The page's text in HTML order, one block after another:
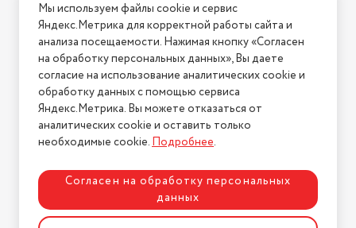
Условия возврата
Нашли ошибку на сайте? Напишите нам
2026 © Интернет-магазин "АстМаркет". У нас есть всё!
Политика конфиденциальности
Разработка сайтаASTDESIGN
Мы используем файлы cookie и сервис
Яндекс.Метрика для корректной работы сайта и
анализа посещаемости. Нажимая кнопку «Согласен
на обработку персональных данных», Вы даете
согласие на использование аналитических cookie и
обработку данных с помощью сервиса
Яндекс.Метрика. Вы можете отказаться от
аналитических cookie и оставить только
необходимые cookie.Подробнее.
Согласен на обработку персональных
данных